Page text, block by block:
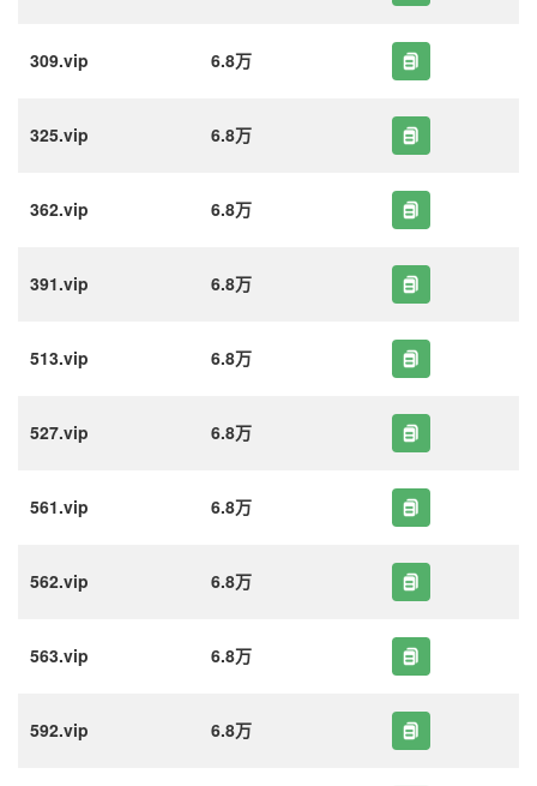
309.vip 6.8万
325.vip 6.8万
362.vip 6.8万
391.vip 6.8万
513.vip 6.8万
527.vip 6.8万
561.vip 6.8万
562.vip 6.8万
563.vip 6.8万
592.vip 6.8万